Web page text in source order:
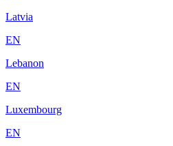
Latvia
EN
Lebanon
EN
Luxembourg
EN